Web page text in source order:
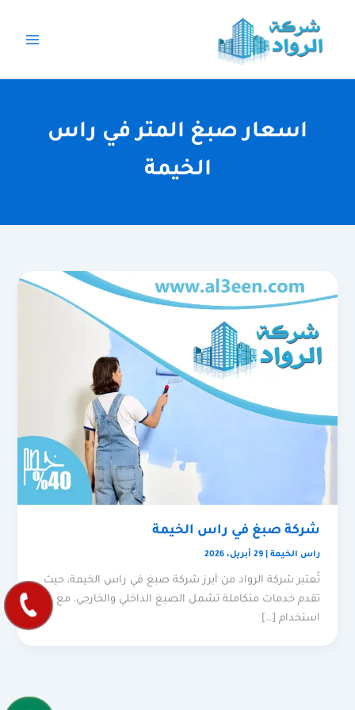
المحتوى
اسعار صبغ المتر في راس
الخيمة
شركة صبغ في راس الخيمة
راس الخيمة |29 أبريل، 2026
تُعتبر شركة الرواد من أبرز شركة صبغ في راس الخيمة، حيث
تقدم خدمات متكاملة تشمل الصبغ الداخلي والخارجي، مع
استخدام […]